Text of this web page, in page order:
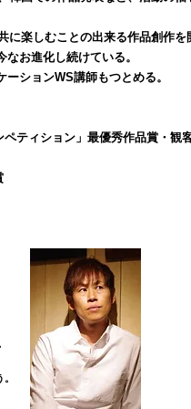
に楽しむことの出来る作品創作を
お進化し続けている。
ションWS講師もつとめる。
ティション」最優秀作品賞・観